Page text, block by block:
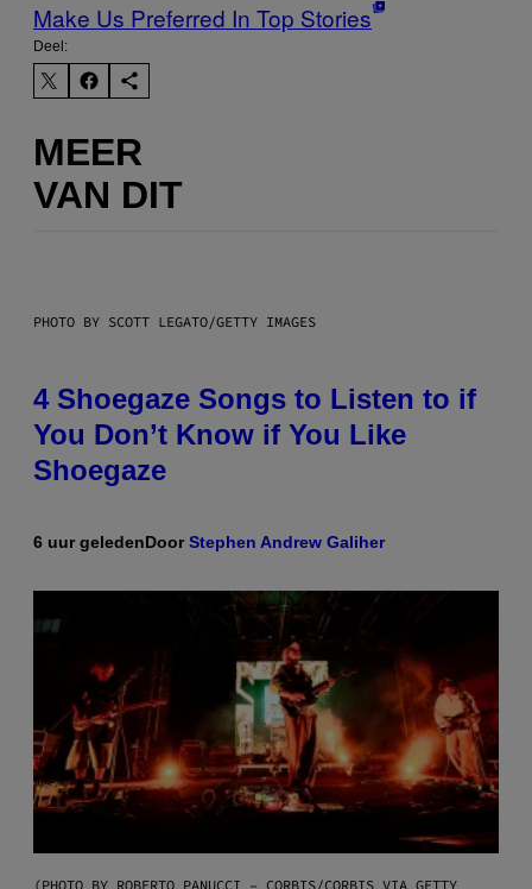
Make Us Preferred In Top Stories
Deel:
MEER
VAN DIT
PHOTO BY SCOTT LEGATO/GETTY IMAGES
4 Shoegaze Songs to Listen to if
You Don’t Know if You Like
Shoegaze
6 uur geledenDoorStephen Andrew Galiher
(PHOTO BY ROBERTO PANUCCI – CORBIS/CORBIS VIA GETTY